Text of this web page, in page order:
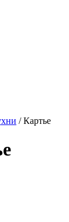
/ Картье